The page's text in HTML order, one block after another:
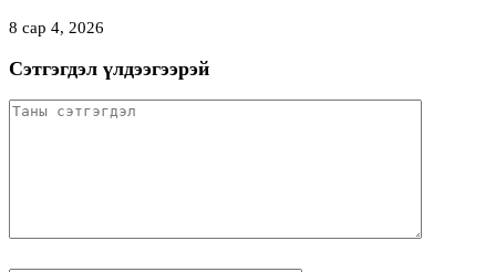
8 сар 4, 2026
Сэтгэгдэл үлдээгээрэй